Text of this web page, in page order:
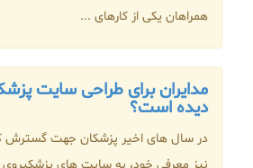
همراهان یکی از کارهای ...
مدایران برای طراحی سایت
دیده است؟
در سال های اخیر پزشکان جهت گسترش